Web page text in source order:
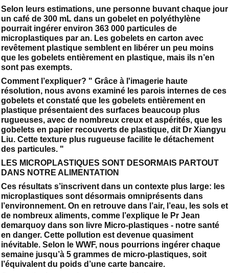
Selon leurs estimations, une personne buvant chaque jour
un café de 300 mL dans un gobelet en polyéthylène
pourrait ingérer environ 363 000 particules de
microplastiques par an. Les gobelets en carton avec
revêtement plastique semblent en libérer un peu moins
que les gobelets entièrement en plastique, mais ils n’en
sont pas exempts.
Comment l’expliquer? " Grâce à l'imagerie haute
résolution, nous avons examiné les parois internes de ces
gobelets et constaté que les gobelets entièrement en
plastique présentaient des surfaces beaucoup plus
rugueuses, avec de nombreux creux et aspérités, que les
gobelets en papier recouverts de plastique, dit Dr Xiangyu
Liu. Cette texture plus rugueuse facilite le détachement
des particules. "
LES MICROPLASTIQUES SONT DESORMAIS PARTOUT
DANS NOTRE ALIMENTATION
Ces résultats s’inscrivent dans un contexte plus large: les
microplastiques sont désormais omniprésents dans
l’environnement. On en retrouve dans l’air, l’eau, les sols et
de nombreux aliments, comme l’explique le Pr Jean
demarquoy dans son livre Micro-plastiques - notre santé
en danger. Cette pollution est devenue quasiment
inévitable. Selon le WWF, nous pourrions ingérer chaque
semaine jusqu’à 5 grammes de micro-plastiques, soit
l’équivalent du poids d’une carte bancaire.